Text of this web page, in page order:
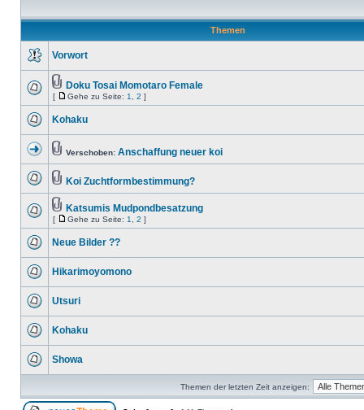
Themen
Vorwort
Doku Tosai Momotaro Female
[ Gehe zu Seite: 1 2 ]
Kohaku
Verschoben: Anschaffung neuer koi
Koi Zuchtformbestimmung?
Katsumis Mudpondbesatzung
[ Gehe zu Seite: 1 2 ]
Neue Bilder ??
Hikarimoyomono
Utsuri
Kohaku
Showa
Themen der letzten Zeit anzeigen: